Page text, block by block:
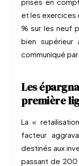
et les exercices
% sur les neuf
bien
communiqué
Les
première
La «
facteur
destinés aux
passant de 200